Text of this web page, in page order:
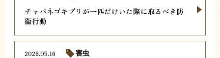
チャバネゴキブリが一匹だけいた際に取るべき防
衛行動
2026.05.16 害虫